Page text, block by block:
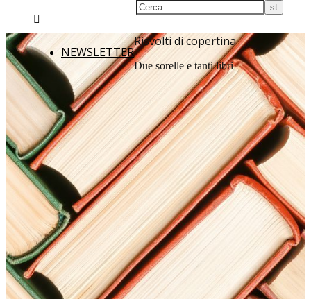
NEWSLETTER
Risvolti di copertina
Due sorelle e tanti libri